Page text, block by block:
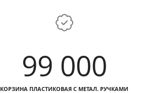
99 000
КОРЗИНА ПЛАСТИКОВАЯ С МЕТАЛ. РУЧКАМИ